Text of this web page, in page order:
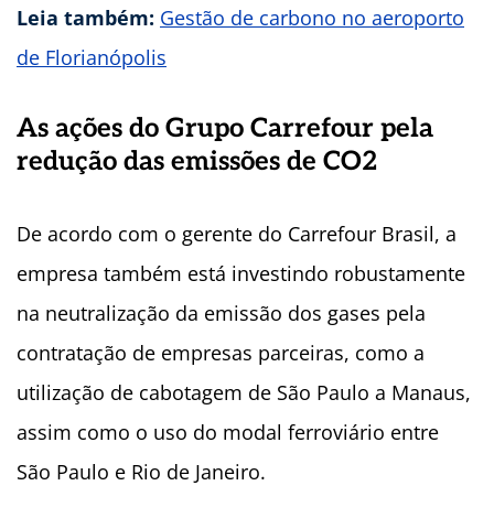
Leia também: Gestão de carbono no aeroporto
de Florianópolis
As ações do Grupo Carrefour pela
redução das emissões de CO2
De acordo com o gerente do Carrefour Brasil, a
empresa também está investindo robustamente
na neutralização da emissão dos gases pela
contratação de empresas parceiras, como a
utilização de cabotagem de São Paulo a Manaus,
assim como o uso do modal ferroviário entre
São Paulo e Rio de Janeiro.